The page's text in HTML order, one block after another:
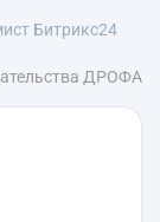
Битрикс24
ДРОФА